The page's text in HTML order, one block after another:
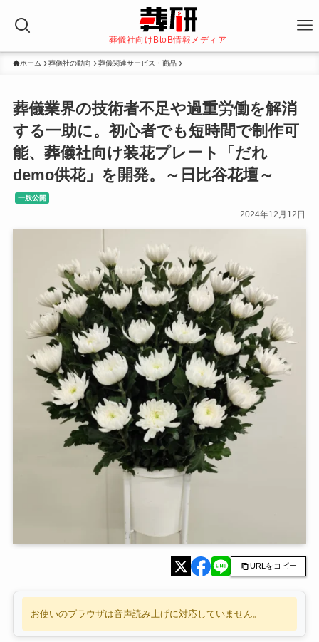
葬儀社向けBtoB情報メディア
ホーム 葬儀社の動向 葬儀関連サービス・商品
葬儀業界の技術者不足や過重労働を解消
する一助に。初心者でも短時間で制作可
能、葬儀社向け装花プレート「だれ
demo供花」を開発。～日比谷花壇～
一般公開
2024年12月12日
URLをコピー
お使いのブラウザは音声読み上げに対応していません。